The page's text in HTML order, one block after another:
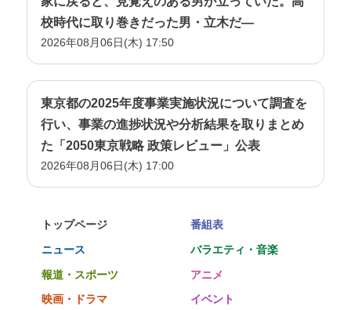
校時代に取り巻きだった男・立木だ―
2026年08月06日(木) 17:50
東京都の2025年度事業実施状況について調査を
行い、事業の進捗状況や分析結果を取りまとめ
た「2050東京戦略 政策レビュー」公表
2026年08月06日(木) 17:00
トップページ
番組表
ニュース
バラエティ・音楽
報道・スポーツ
アニメ
映画・ドラマ
イベント